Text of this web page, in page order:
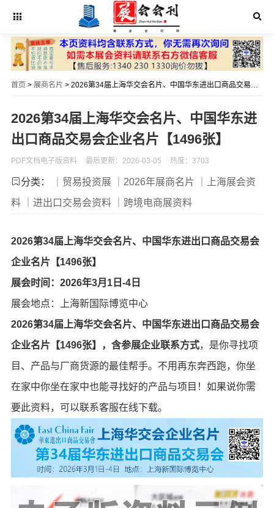
首页 > 展商名片 > 2026第34届上海华交会名片、中国华东进出口商品交易会企业名片【1496张】
2026第34届上海华交会名片、中国华东进
出口商品交易会企业名片【1496张】
PDF文档电子版资料 最后更新：2026-03-05 热度：3703
分类： ｜贸易投资展 ｜2026年展商名片
｜上海展会资
料
｜进出口交易会资料 ｜跨境电商展资料
2026第34届上海华交会名片、中国华东进出口商品交易会
企业名片【1496张】
展会时间：2026年3月1日-4日
展会地点：上海新国际博览中心
2026第34届上海华交会名片、中国华东进出口商品交易会
企业名片【1496张】，含参展企业联系方式，是你寻找项
目、产品与厂商货源的最佳帮手。不用再东奔西跑，你坐
在家中你坐在家中也能寻找好的产品与项目！如果说你需
要此资料，可以联系客服在线下载。